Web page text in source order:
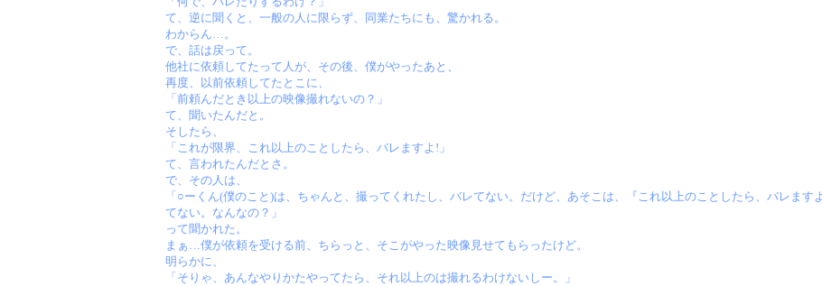
て、逆に聞くと、一般の人に限らず、同業たちにも、驚かれる。
わからん…。
で、話は戻って。
他社に依頼してたって人が、その後、僕がやったあと、
再度、以前依頼してたとこに、
「前頼んだとき以上の映像撮れないの？」
て、聞いたんだと。
そしたら、
「これが限界、これ以上のことしたら、バレますよ!」
て、言われたんだとさ。
で、その人は、
「○ーくん(僕のこと)は、ちゃんと、撮ってくれたし、バレてない。だけど、あそこは、『これ以上のことしたら、バレま
てない。なんなの？」
って聞かれた。
まぁ…僕が依頼を受ける前、ちらっと、そこがやった映像見せてもらったけど。
明らかに、
「そりゃ、あんなやりかたやってたら、それ以上のは撮れるわけないしー。」